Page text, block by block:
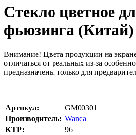
Стекло цветное
фьюзинга (Китай)
Внимание! Цвета продукции на
отличаться от реальных из-за
предназначены только для
Артикул:
GM00301
Производитель: Wanda
КТР:
96